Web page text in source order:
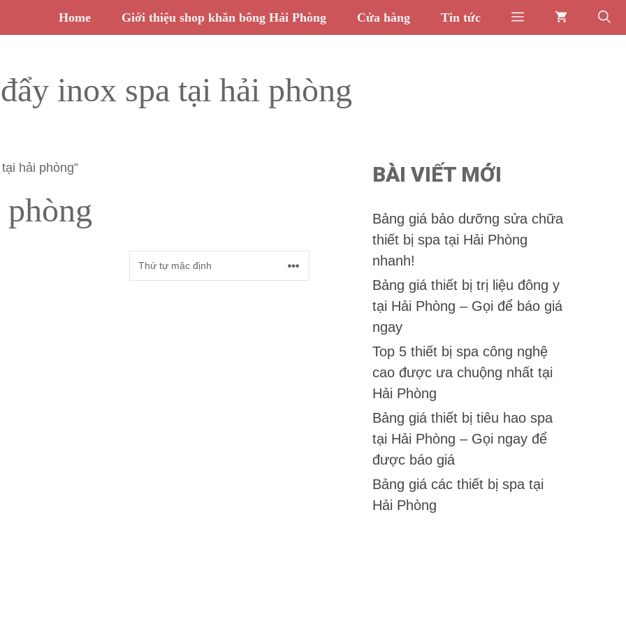
Home Giới thiệu shop khăn bông Hải Phòng Cửa hàng Tin tức
inox spa tại hải phòng
hải phòng” BÀI VIẾT MỚI
Bảng giá bảo dưỡng sửa chữa
thiết bị spa tại Hải Phòng
nhanh!
Bảng giá thiết bị trị liệu đông y
tại Hải Phòng – Gọi để báo giá
ngay
Top 5 thiết bị spa công nghệ
cao được ưa chuộng nhất tại
Hải Phòng
Bảng giá thiết bị tiêu hao spa
tại Hải Phòng – Gọi ngay để
được báo giá
Bảng giá các thiết bị spa tại
Hải Phòng